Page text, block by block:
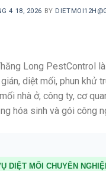
4 18, 2026 BY
Long PestControl
diệt mối, phun khử
nhà ở, công ty, cơ
hóa sinh và gói công
DIỆT MỐI CHUYÊN